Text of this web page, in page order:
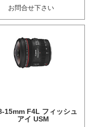
お問合せ下さい
15mm F4L フィッシュ
アイ USM